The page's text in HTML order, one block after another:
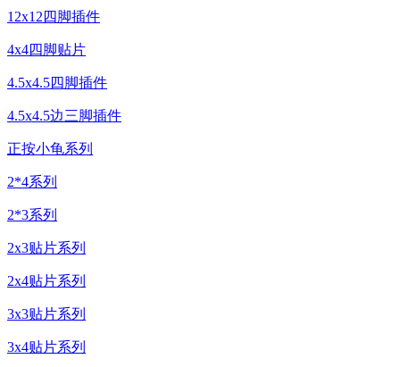
12x12四脚插件
4x4四脚贴片
4.5x4.5四脚插件
4.5x4.5边三脚插件
正按小龟系列
2*4系列
2*3系列
2x3贴片系列
2x4贴片系列
3x3贴片系列
3x4贴片系列